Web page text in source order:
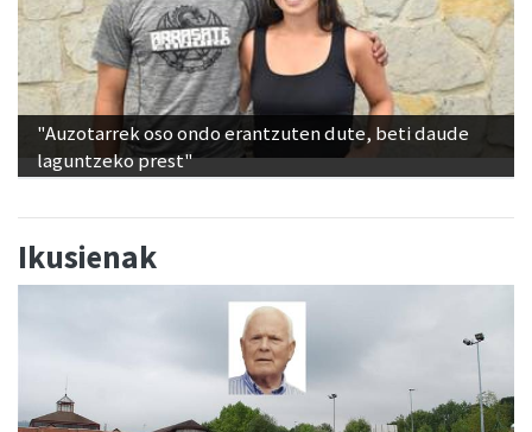
"Auzotarrek oso ondo erantzuten dute, beti daude
laguntzeko prest"
Ikusienak